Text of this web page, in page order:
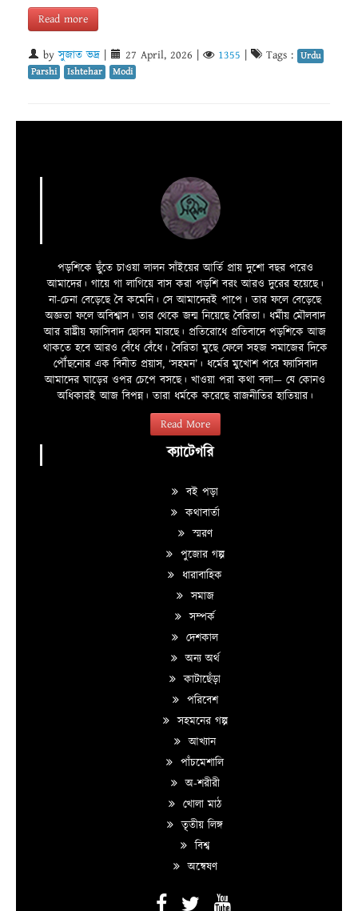
Read more
byসুজাত ভদ্র 27 April, 2026 1355 Tags : Urdu
Parshi
Ishtehar Modi
পড়শিকে ছুঁতে চাওয়া লালন সাঁইয়ের আর্তি প্রায় দুশো বছর পরেও
আমাদের। গায়ে গা লাগিয়ে বাস করা পড়শি বরং আরও দুরের হয়েছে।
না-চেনা বেড়েছে বৈ কমেনি। সে আমাদেরই পাপে। তার ফলে বেড়েছে
অজ্ঞতা ফলে অবিশ্বাস। তার থেকে জন্ম নিয়েছে বৈরিতা। ধর্মীয় মৌলবাদ
আর রাষ্ট্রীয় ফ্যাসিবাদ ছোবল মারছে। প্রতিরোধে প্রতিবাদে পড়শিকে আজ
থাকতে হবে আরও বেঁধে বেঁধে। বৈরিতা মুছে ফেলে সহজ সমাজের দিকে
পৌঁছনোর এক বিনীত প্রয়াস, ‘সহমন’। ধর্মের মুখোশ পরে ফ্যাসিবাদ
আমাদের ঘাড়ের ওপর চেপে বসছে। খাওয়া পরা কথা বলা—­­ যে কোনও
অধিকারই আজ বিপন্ন। তারা ধর্মকে করেছে রাজনীতির হাতিয়ার।
Read More
ক্যাটেগরি
বই পড়া
কথাবার্তা
স্মরণ
পুজোর গল্প
ধারাবাহিক
সমাজ
সম্পর্ক
দেশকাল
অন্য অর্থ
কাটাছেঁড়া
পরিবেশ
সহমনের গল্প
আখ্যান
পাঁচমেশালি
অ-শরীরী
খোলা মাঠ
তৃতীয় লিঙ্গ
বিশ্ব
অন্বেষণ